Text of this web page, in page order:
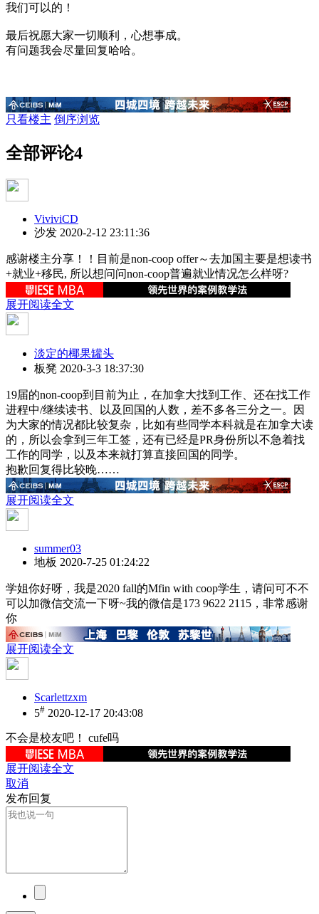
我们可以的！
最后祝愿大家一切顺利，心想事成。
有问题我会尽量回复哈哈。
只看楼主 倒序浏览
全部评论4
ViviviCD
沙发 2020-2-12 23:11:36
感谢楼主分享！！目前是non-coop offer～去加国主要是想读书
+就业+移民, 所以想问问non-coop普遍就业情况怎么样呀?
展开阅读全文
淡定的椰果罐头
板凳 2020-3-3 18:37:30
19届的non-coop到目前为止，在加拿大找到工作、还在找工作
进程中/继续读书、以及回国的人数，差不多各三分之一。因
为大家的情况都比较复杂，比如有些同学本科就是在加拿大读
的，所以会拿到三年工签，还有已经是PR身份所以不急着找
工作的同学，以及本来就打算直接回国的同学。
抱歉回复得比较晚……
展开阅读全文
summer03
地板 2020-7-25 01:24:22
学姐你好呀，我是2020 fall的Mfin with coop学生，请问可不不
可以加微信交流一下呀~我的微信是173 9622 2115，非常感谢
你
展开阅读全文
Scarlettzxm
5# 2020-12-17 20:43:08
不会是校友吧！ cufe吗
展开阅读全文
取消
发布回复